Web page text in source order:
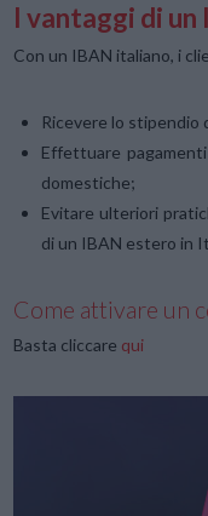
I vantaggi di
Con un IBAN italiano, i
Ricevere lo
Effettuare
domestiche;
Evitare ulteriori
di un IBAN estero in
Come attivare un
Basta cliccare qui